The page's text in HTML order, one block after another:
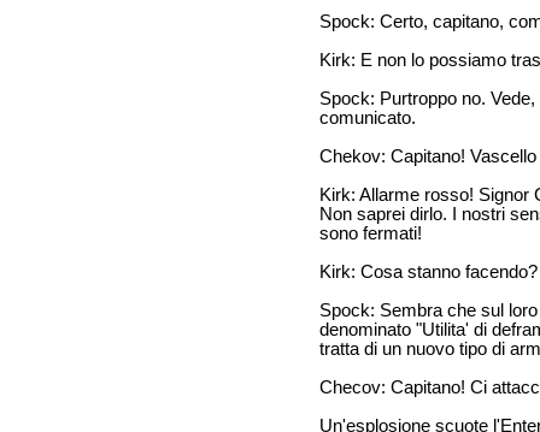
Spock: Certo, capitano,
Kirk: E non lo possiamo
Spock: Purtroppo no.
comunicato.
Chekov: Capitano!
Kirk: Allarme rosso! Signor
Non saprei dirlo. I nostri
sono fermati!
Kirk: Cosa stanno facendo?
Spock: Sembra che sul
denominato "Utilita' di
tratta di un nuovo tipo di
Checov: Capitano! Ci
Un'esplosione scuote